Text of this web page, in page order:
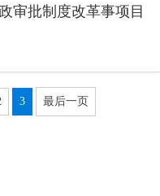
审批制度改革事项目
3 最后一页